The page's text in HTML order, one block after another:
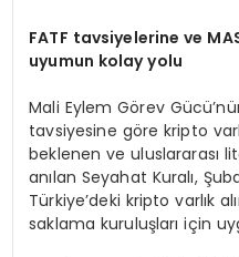
FATF tavsiyelerine ve
uyumun kolay yolu
Mali Eylem Görev
tavsiyesine göre kripto
beklenen ve uluslararası
anılan Seyahat Kuralı,
Türkiye’deki kripto varlık
saklama kuruluşları için